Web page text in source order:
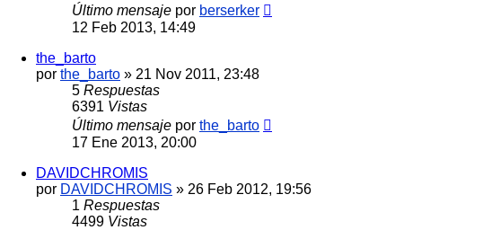
Último mensaje por berserker
12 Feb 2013, 14:49
the_barto
por the_barto » 21 Nov 2011, 23:48
5 Respuestas
6391 Vistas
Último mensaje por the_barto
17 Ene 2013, 20:00
DAVIDCHROMIS
por DAVIDCHROMIS » 26 Feb 2012, 19:56
1 Respuestas
4499 Vistas